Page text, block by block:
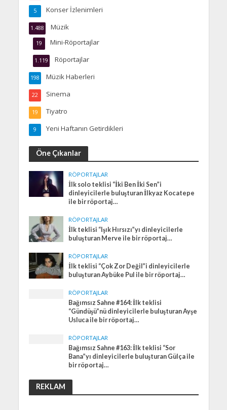
Konser İzlenimleri
5
Müzik
1.488
Mini-Röportajlar
19
Röportajlar
1.119
Müzik Haberleri
198
Sinema
22
Tiyatro
19
Yeni Haftanın Getirdikleri
9
Öne Çıkanlar
RÖPORTAJLAR
İlk solo teklisi “İki Ben İki Sen”i
dinleyicilerle buluşturan İlkyaz Kocatepe
ile bir röportaj…
RÖPORTAJLAR
İlk teklisi “Işık Hırsızı”yı dinleyicilerle
buluşturan Merve ile bir röportaj…
RÖPORTAJLAR
İlk teklisi “Çok Zor Değil”i dinleyicilerle
buluşturan Aybüke Pul ile bir röportaj…
RÖPORTAJLAR
Bağımsız Sahne #164: İlk teklisi
“Gündüşü”nü dinleyicilerle buluşturan Ayşe
Usluca ile bir röportaj…
RÖPORTAJLAR
Bağımsız Sahne #163: İlk teklisi “Sor
Bana”yı dinleyicilerle buluşturan Gülça ile
bir röportaj…
REKLAM